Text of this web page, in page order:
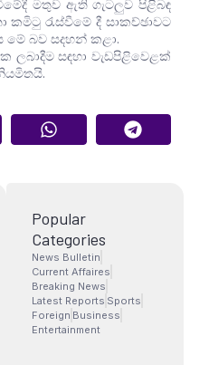
මතුව ඇති ගැටලුව පිළිබඳ
කමිටු රැස්වීමේ දී සාකච්ඡාවට
මේ බව සදහන් කළා.
සඳහා වැඩපිළිවෙළක්
Popular
Categories
News Bulletin
Current Affaires
Breaking News
Latest Reports Sports
Foreign Business
Entertainment